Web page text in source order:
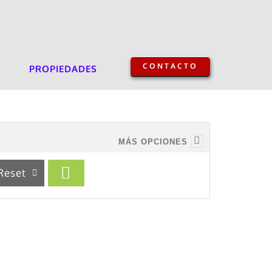
PROPIEDADES CONTACTO
MÁS OPCIONES